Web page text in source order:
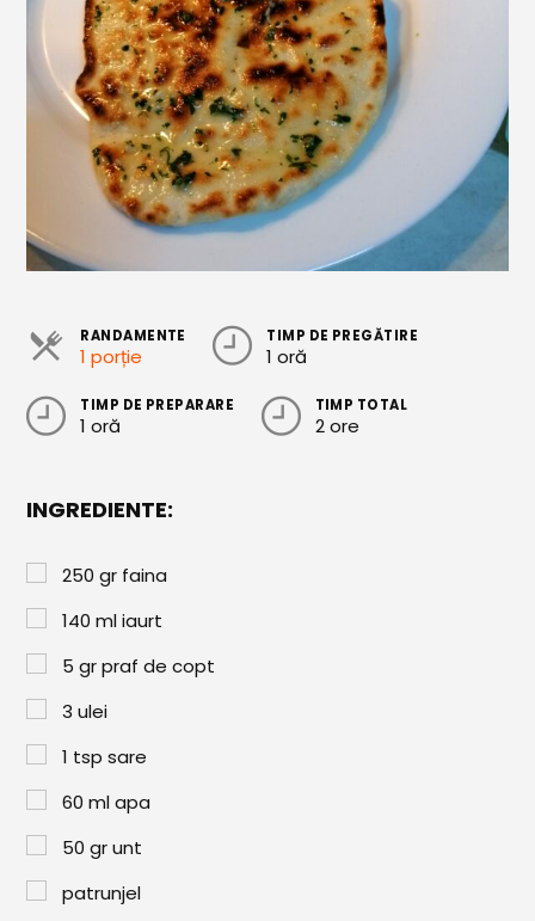
Biscuiți, Bomboane și
Fursecuri
Brioșe și Checuri
Budinci, Jeleuri și Sufleuri
Cheesecake
Cozonaci
Deserturi Sănătoase
Prăjituri
Conserve
Sirop / Compot
Sosuri și Condimente
Garnituri
Pâine
Paste & Risotto
Patiserie
Aluaturi Dulci
Aluaturi Sărate
Pizza
RANDAMENTE
1 porție
TIMP DE PREGĂTIRE
1 oră
TIMP DE PREPARARE
1 oră
TIMP TOTAL
2 ore
INGREDIENTE:
250 gr faina
140 ml iaurt
5 gr praf de copt
3 ulei
1 tsp sare
60 ml apa
50 gr unt
patrunjel